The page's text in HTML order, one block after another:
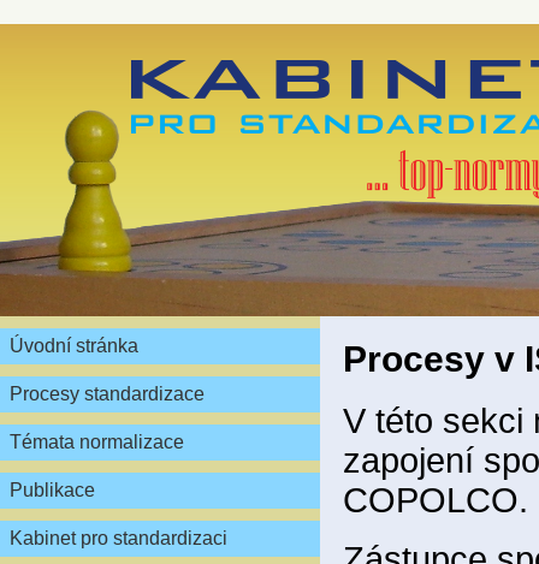
Úvodní stránka
Procesy standardizace
Témata normalizace
Publikace
Kabinet pro standardizaci
Procesy v
V této sekci
zapojení
COPOLCO.